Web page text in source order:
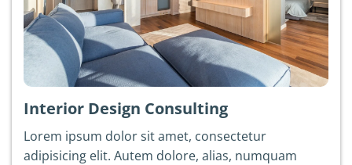
Interior Design Consulting
Lorem ipsum dolor sit amet, consectetur
adipisicing elit. Autem dolore, alias, numquam